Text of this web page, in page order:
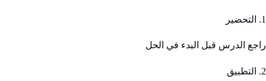
1. التحضير
راجع الدرس قبل البدء في الحل
2. التطبيق